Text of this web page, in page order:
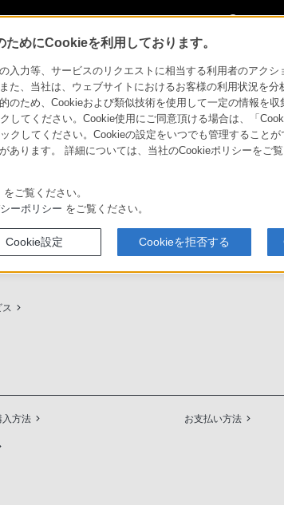
用ガイド
ビスに関しまとめてご案内しております。
プ（ソニーストア取次店）のご案内 My Sonyでの購入につ
ス
入方法 お支払い方法
めにCookieを利用しております。
入力等、サービスのリクエストに相当する利用者のアク
た、当社は、ウェブサイトにおけるお客様の利用状況を
のため、Cookieおよび類似技術を使用して一定の情報を
してください。Cookie使用にご同意頂ける場合は、「
クしてください。Cookieの設定をいつでも管理すること
あります。 詳細については、当社のCookieポリシーをご
をご覧ください。
ーポリシー をご覧ください。
Cookie設定 Cookieを拒否する